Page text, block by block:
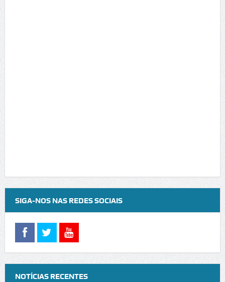
SIGA-NOS NAS REDES SOCIAIS
NOTÍCIAS RECENTES